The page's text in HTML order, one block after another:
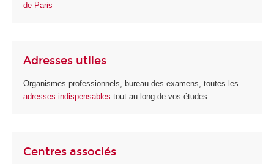
de Paris
Adresses utiles
Organismes professionnels, bureau des examens, toutes les
adresses indispensables tout au long de vos études
Centres associés